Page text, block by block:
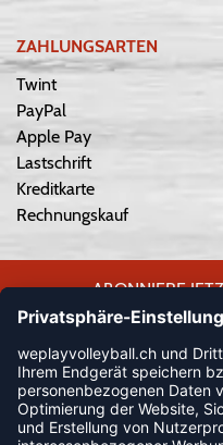
ZAHLUNGSARTEN
Twint
PayPal
Apple Pay
Lastschrift
Kreditkarte
Rechnungskauf
ABONNIERE
WEPLAYVOLLEYBALL-